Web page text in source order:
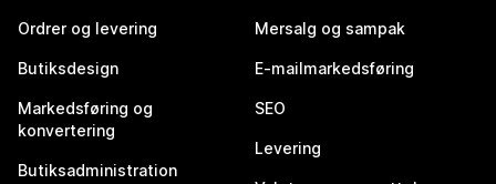
Ordrer og levering
Butiksdesign
Markedsføring og
konvertering
Butiksadministration
Mersalg og sampak
E-mailmarkedsføring
SEO
Levering